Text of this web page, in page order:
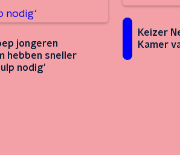
jongeren
hebben sneller
nodig'
Keizer
Kamer